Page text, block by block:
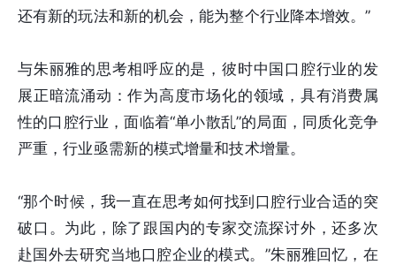
还有新的玩法和新的机会，能为整个行业降本增效。”
与朱丽雅的思考相呼应的是，彼时中国口腔行业的发
展正暗流涌动：作为高度市场化的领域，具有消费属
性的口腔行业，面临着“单小散乱”的局面，同质化竞争
严重，行业亟需新的模式增量和技术增量。
“那个时候，我一直在思考如何找到口腔行业合适的突
破口。为此，除了跟国内的专家交流探讨外，还多次
赴国外去研究当地口腔企业的模式。”朱丽雅回忆，在